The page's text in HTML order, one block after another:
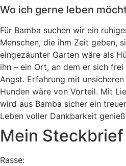
Wo ich gerne leben
Für Bamba suchen wir ein
Menschen, die ihm Zeit geben,
eingezäunter Garten wäre als
ihn – ein Ort, an dem er sich
Angst. Erfahrung mit
Hunden wäre von Vorteil. Mit
wird aus Bamba sicher ein
Leben voller Dankbarkeit
Mein Steckbrief
Rasse: